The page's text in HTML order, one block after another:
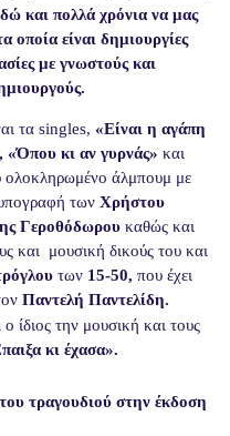
και πολλά χρόνια να μας
οποία είναι δημιουργίες
με γνωστούς και
τα singles, «Είναι η αγάπη
κι αν γυρνάς» και
ολοκληρωμένο άλμπουμ με
των Χρήστου
Γεροθόδωρουκαθώς και
και μουσική δικούς του και
των 15-50, που έχει
Παντελή Παντελίδη.
ίδιος την μουσική και τους
κι έχασα».
τραγουδιού στην έκδοση